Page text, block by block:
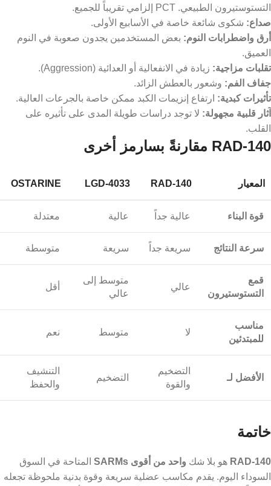
التستوستيرون الطبيعي. PCT إلزامي تقريباً للجميع.
صداع: شكوى شائعة خاصة في الأسابيع الأولى.
أرق واضطرابات النوم: بعض المستخدمين يجدون صعوبة في النوم
العميق.
تقلبات مزاجية: زيادة في الانفعالية أو العدائية (Aggression).
جفاف الفم: وشعور بالعطش الزائد.
تأثيرات كبدية: ارتفاع إنزيمات الكبد ممكن خاصة بالجرعات العالية.
آثار قلبية مجهولة: لا توجد دراسات طويلة المدى على تأثيره على
القلب.
RAD-140 مقارنةً بسارمز أخرى
المعيار RAD-140
LGD-4033
OSTARINE
قوة البناء عالية جداً عالية معتدلة
سرعة النتائج سريعة جداً سريعة متوسطة
قمع
التستوستيرون
عالي
متوسط إلى
عالي
أقل
مناسب
للمبتدئين
لا متوسط نعم
الأفضل لـ
التضخيم
والقوة
التضخيم
التنشيف
والحفظ
خاتمة
RAD-140 هو بلا شك واحد من أقوى SARMs
المتاحة في السوق
السوداء اليوم. يقدم مكاسب عضلية سريعة وقوة بدنية ملحوظة تجعله